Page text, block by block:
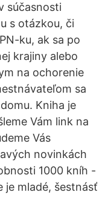
súčasnosti
s otázkou, či
ku, ak sa po
krajiny alebo
na ochorenie
sa
Kniha je
Vám link na
Vás
novinkách
1000 kníh -
je mladé, šestnásť